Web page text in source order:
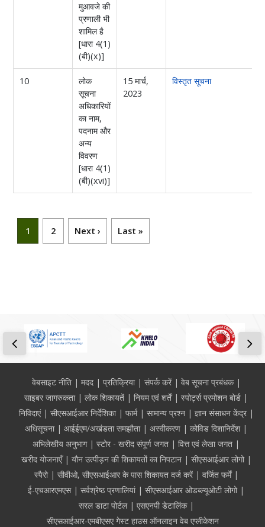
मुआवजे की
प्रणाली भी
शामिल है
[धारा 4(1)
(बी)(x)]
10
लोक
सूचना
अधिकारियों
का नाम,
पदनाम और
अन्य
विवरण
[धारा 4(1)
(बी)(xvi)]
15 मार्च,
2023
विस्तृत सूचना
Pagination
Current page
1 पृष्ठ
2 Next page
Next › Last page
Last »
Footerवेबसाइट नीति मदद प्रतिक्रिया संपर्क करें
वेब सूचना प्रबंधक
साइबर जागरुकता
लोक शिकायतें नियम एवं शर्तें
स्पोर्ट्स प्रमोशन बोर्ड
निविदाएं
सीएसआईआर निर्देशिका फार्म सामान्य प्रश्न
ज्ञान संसाधन केंद्र
अधिसूचना
आईईएम/अखंडता समझौता अस्वीकरण
कोविड दिशानिर्देश
अभिलेखीय अनुभाग
स्टोर - खरीद संपूर्ण जगत
वित्त एवं लेखा जगत
खरीद योजनाएँ
यौन उत्पीड़न की शिकायतों का निपटान
सीएसआईआर लोगो
स्पैरो
सीवीओ, सीएसआईआर के पास शिकायत दर्ज करें
वर्जित फर्में
ई-एचआरएमएस
सर्वश्रेष्ठ प्रणालियां
सीएसआईआर ओडब्ल्यूओटी लोगो
सरल डाटा पोर्टल
एसएनपी डेटालिंक
सीएसआईआर-एमबीएसए गेस्ट हाउस ऑनलाइन वेब एप्लीकेशन